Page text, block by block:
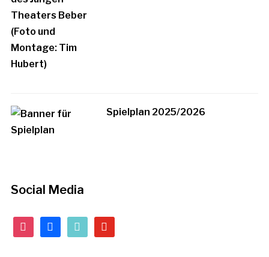
Spielplan 2025/2026
Social Media
instagramfacebooktiktok youtube